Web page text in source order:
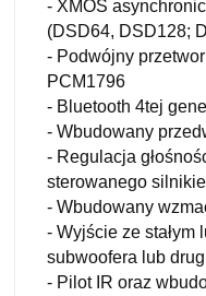
- XMOS
(DSD64, DSD128;
- Podwójny
PCM1796
- Bluetooth 4tej
- Wbudowany
- Regulacja
sterowanego
- Wbudowany
- Wyjście ze stałym
subwoofera lub
- Pilot IR oraz